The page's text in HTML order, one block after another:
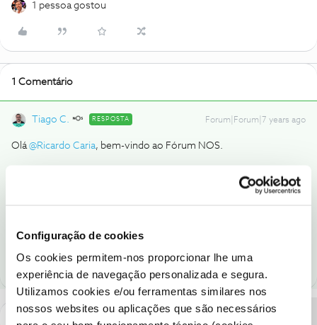
Configuração de cookies
Os cookies permitem-nos proporcionar lhe uma
experiência de navegação personalizada e segura.
Utilizamos cookies e/ou ferramentas similares nos
nossos websites ou aplicações que são necessários
1 pessoa gostou
1 Comentário
Tiago C. RESPOSTA Forum|Forum|7 years ago
Olá@Ricardo Caria, bem-vindo ao Fórum NOS.
Sugerimos que aguarde. Assim que o seu pedido for analisado
como "Melhor Resposta" e faça "Like" nos melhores comentários.